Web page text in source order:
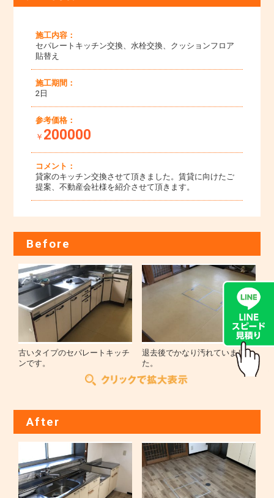
施工内容：
セパレートキッチン交換、水栓交換、クッションフロア
貼替え
施工期間：
2日
参考価格：
￥ 200000
コメント：
貸家のキッチン交換させて頂きました。賃貸に向けたご
提案、不動産会社様を紹介させて頂きます。
Before
古いタイプのセパレートキッチ
ンです。
退去後でかなり汚れていまし
た。
After